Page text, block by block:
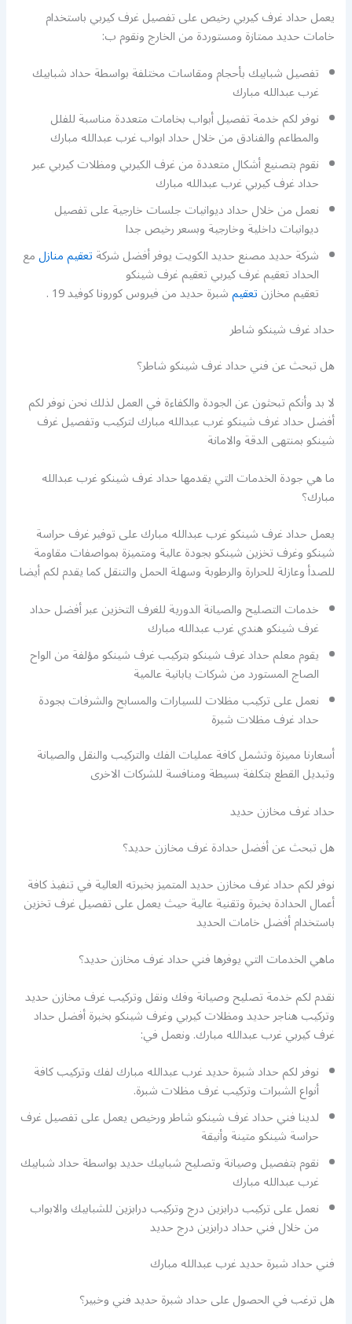
يعمل حداد غرف كيربي رخيص على تفصيل غرف كيربي باستخدام
خامات حديد ممتازة ومستوردة من الخارج ونقوم ب:
تفصيل شبابيك بأحجام ومقاسات مختلفة بواسطة حداد شبابيك
غرب عبدالله مبارك
نوفر لكم خدمة تفصيل أبواب بخامات متعددة مناسبة للفلل
والمطاعم والفنادق من خلال حداد ابواب غرب عبدالله مبارك
نقوم بتصنيع أشكال متعددة من غرف الكيربي ومظلات كيربي عبر
حداد غرف كيربي غرب عبدالله مبارك
نعمل من خلال حداد ديوانيات جلسات خارجية على تفصيل
ديوانيات داخلية وخارجية وبسعر رخيص جدا
شركة حديد مصنع حديد الكويت يوفر أفضل شركةتعقيم منازلمع
الحداد تعقيم غرف كيربي تعقيم غرف شينكو
تعقيم مخازنتعقيمشبرة حديد من فيروس كورونا كوفيد 19 .
حداد غرف شينكو شاطر
هل تبحث عن فني حداد غرف شينكو شاطر؟
لا بد وأنكم تبحثون عن الجودة والكفاءة في العمل لذلك نحن نوفر لكم
أفضل حداد غرف شينكو غرب عبدالله مبارك لتركيب وتفصيل غرف
شينكو بمنتهى الدقة والامانة
ما هي جودة الخدمات التي يقدمها حداد غرف شينكو غرب عبدالله
مبارك؟
يعمل حداد غرف شينكو غرب عبدالله مبارك على توفير غرف حراسة
شينكو وغرف تخزين شينكو بجودة عالية ومتميزة بمواصفات مقاومة
للصدأ وعازلة للحرارة والرطوبة وسهلة الحمل والتنقل كما يقدم لكم أيضا
خدمات التصليح والصيانة الدورية للغرف التخزين عبر أفضل حداد
غرف شينكو هندي غرب عبدالله مبارك
يقوم معلم حداد غرف شينكو بتركيب غرف شينكو مؤلفة من الواح
الصاج المستورد من شركات يابانية عالمية
نعمل على تركيب مظلات للسيارات والمسابح والشرفات بجودة
حداد غرف مظلات شبرة
أسعارنا مميزة وتشمل كافة عمليات الفك والتركيب والنقل والصيانة
وتبديل القطع بتكلفة بسيطة ومنافسة للشركات الاخرى
حداد غرف مخازن حديد
هل تبحث عن أفضل حدادة غرف مخازن حديد؟
نوفر لكم حداد غرف مخازن حديد المتميز بخبرته العالية في تنفيذ كافة
أعمال الحدادة بخبرة وتقنية عالية حيث يعمل على تفصيل غرف تخزين
باستخدام أفضل خامات الحديد
ماهي الخدمات التي يوفرها فني حداد غرف مخازن حديد؟
نقدم لكم خدمة تصليح وصيانة وفك ونقل وتركيب غرف مخازن حديد
وتركيب هناجر حديد ومظلات كيربي وغرف شينكو بخبرة أفضل حداد
غرف كيربي غرب عبدالله مبارك. ونعمل في:
نوفر لكم حداد شبرة حديد غرب عبدالله مبارك لفك وتركيب كافة
أنواع الشبرات وتركيب غرف مظلات شبرة.
لدينا فني حداد غرف شينكو شاطر ورخيص يعمل على تفصيل غرف
حراسة شينكو متينة وأنيقة
نقوم بتفصيل وصيانة وتصليح شبابيك حديد بواسطة حداد شبابيك
غرب عبدالله مبارك
نعمل على تركيب درابزين درج وتركيب درابزين للشبابيك والابواب
من خلال فني حداد درابزين درج حديد
فني حداد شبرة حديد غرب عبدالله مبارك
هل ترغب في الحصول على حداد شبرة حديد فني وخبير؟